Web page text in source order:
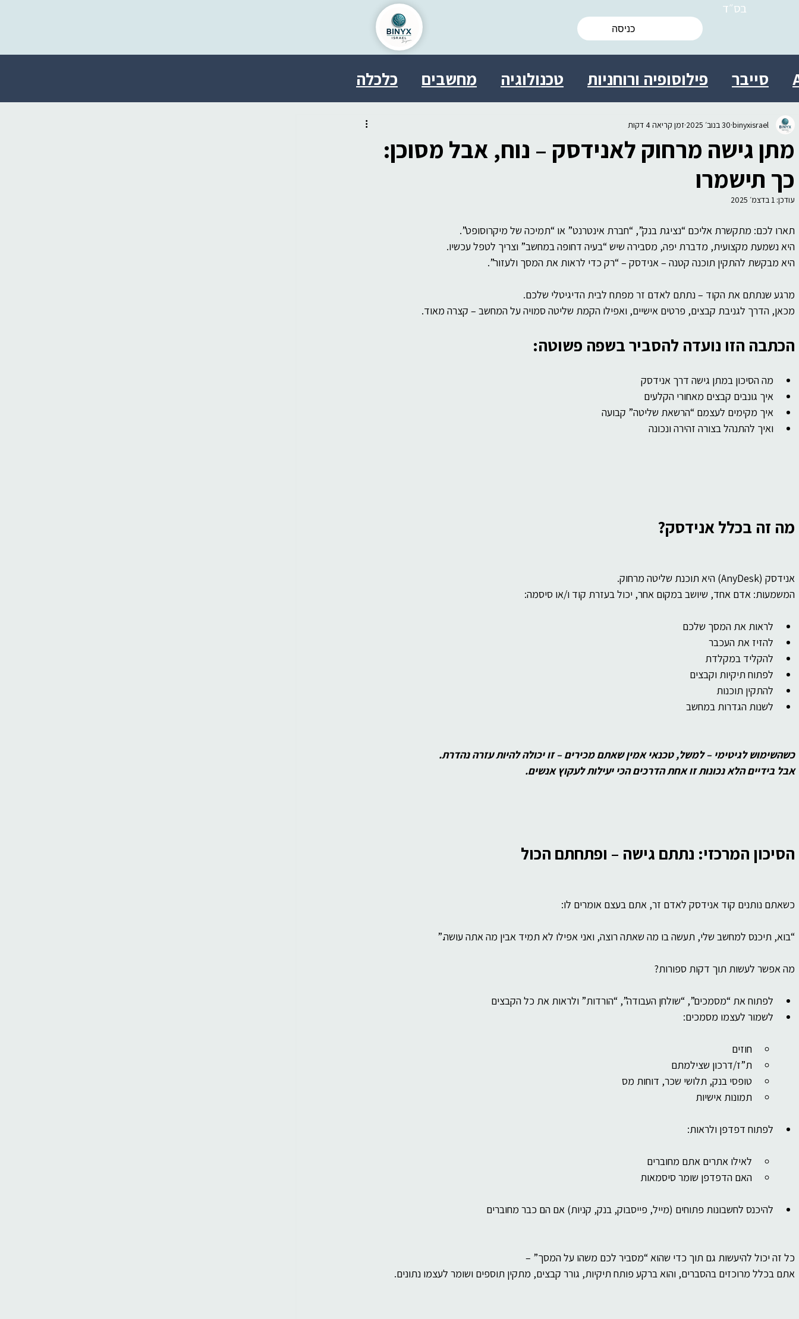
כניסה
בס״ד
סייבר פילוסופיה ורוחניות טכנולוגיה מחשבים כלכלה
מולטידיסציפלינרי פסיכולוגיה
אישי יצירתיות
מידע התנהגותית עסקים מדע משפט
ברסלב פוליטיקה פילוסופיה רוחניות
מתן גישה מרחוק לאנידסק – נוח, אבל מסוכן:
כך תישמרו
binyxisrael 30 בנוב׳ 2025 זמן קריאה 4 דקות
עודכן: 1 בדצמ׳ 2025
תארו לכם: מתקשרת אליכם “נציגת בנק”, “חברת אינטרנט” או “תמיכה של מיקרוסופט”.
היא נשמעת מקצועית, מדברת יפה, מסבירה שיש “בעיה דחופה במחשב” וצריך לטפל עכשיו.
היא מבקשת להתקין תוכנה קטנה – אנידסק – “רק כדי לראות את המסך ולעזור”.
מרגע שנתתם את הקוד – נתתם לאדם זר מפתח לבית הדיגיטלי שלכם.
מכאן, הדרך לגניבת קבצים, פרטים אישיים, ואפילו הקמת שליטה סמויה על המחשב – קצרה מאוד.
הכתבה הזו נועדה להסביר בשפה פשוטה:
מה הסיכון במתן גישה דרך אנידסק
איך גונבים קבצים מאחורי הקלעים
איך מקימים לעצמם “הרשאת שליטה” קבועה
ואיך להתנהל בצורה זהירה ונכונה
מה זה בכלל אנידסק?
אנידסק (AnyDesk) היא תוכנת שליטה מרחוק.
המשמעות: אדם אחד, שיושב במקום אחר, יכול בעזרת קוד ו/או סיסמה:
לראות את המסך שלכם
להזיז את העכבר
להקליד במקלדת
לפתוח תיקיות וקבצים
להתקין תוכנות
לשנות הגדרות במחשב
כשהשימוש לגיטימי – למשל, טכנאי אמין שאתם מכירים – זו יכולה להיות עזרה נהדרת.
אבל בידיים הלא נכונות זו אחת הדרכים הכי יעילות לעקוץ אנשים.
הסיכון המרכזי: נתתם גישה – ופתחתם הכול
כשאתם נותנים קוד אנידסק לאדם זר, אתם בעצם אומרים לו:
“בוא, תיכנס למחשב שלי, תעשה בו מה שאתה רוצה, ואני אפילו לא תמיד אבין מה אתה עושה.”
מה אפשר לעשות תוך דקות ספורות?
לפתוח את “מסמכים”, “שולחן העבודה”, “הורדות” ולראות את כל הקבצים
לשמור לעצמו מסמכים:
חוזים
ת”ז/דרכון שצילמתם
טופסי בנק, תלושי שכר, דוחות מס
תמונות אישיות
לפתוח דפדפן ולראות:
לאילו אתרים אתם מחוברים
האם הדפדפן שומר סיסמאות
להיכנס לחשבונות פתוחים (מייל, פייסבוק, בנק, קניות) אם הם כבר מחוברים
כל זה יכול להיעשות גם תוך כדי שהוא “מסביר לכם משהו על המסך” –
אתם בכלל מרוכזים בהסברים, והוא ברקע פותח תיקיות, גורר קבצים, מתקין תוספים ושומר לעצמו נתונים.